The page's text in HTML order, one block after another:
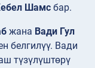
Шамс бар.
жана Вади Гул
белгилүү. Вади
түзүлүштөрү